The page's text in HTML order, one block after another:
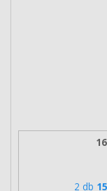
2 db